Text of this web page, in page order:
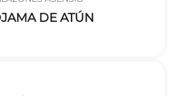
DE ATÚN